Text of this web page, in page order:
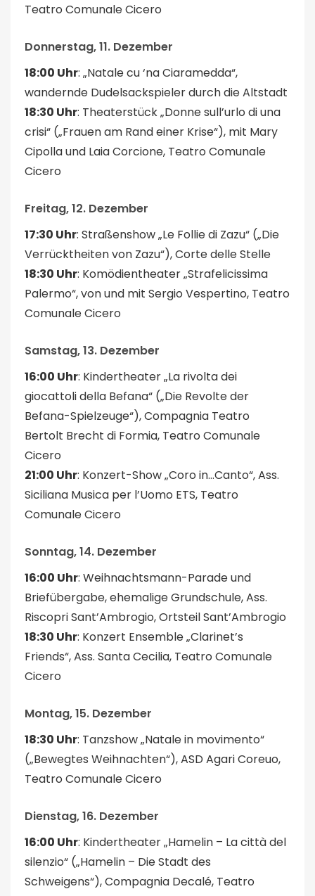
Teatro Comunale Cicero
Donnerstag, 11. Dezember
18:00 Uhr: „Natale cu ‘na Ciaramedda“,
wandernde Dudelsackspieler durch die Altstadt
18:30 Uhr: Theaterstück „Donne sull’urlo di una
crisi“ („Frauen am Rand einer Krise“), mit Mary
Cipolla und Laia Corcione, Teatro Comunale
Cicero
Freitag, 12. Dezember
17:30 Uhr: Straßenshow „Le Follie di Zazu“ („Die
Verrücktheiten von Zazu“), Corte delle Stelle
18:30 Uhr: Komödientheater „Strafelicissima
Palermo“, von und mit Sergio Vespertino, Teatro
Comunale Cicero
Samstag, 13. Dezember
16:00 Uhr: Kindertheater „La rivolta dei
giocattoli della Befana“ („Die Revolte der
Befana-Spielzeuge“), Compagnia Teatro
Bertolt Brecht di Formia, Teatro Comunale
Cicero
21:00 Uhr: Konzert-Show „Coro in…Canto“, Ass.
Siciliana Musica per l’Uomo ETS, Teatro
Comunale Cicero
Sonntag, 14. Dezember
16:00 Uhr: Weihnachtsmann-Parade und
Briefübergabe, ehemalige Grundschule, Ass.
Riscopri Sant’Ambrogio, Ortsteil Sant’Ambrogio
18:30 Uhr: Konzert Ensemble „Clarinet’s
Friends“, Ass. Santa Cecilia, Teatro Comunale
Cicero
Montag, 15. Dezember
18:30 Uhr: Tanzshow „Natale in movimento“
(„Bewegtes Weihnachten“), ASD Agari Coreuo,
Teatro Comunale Cicero
Dienstag, 16. Dezember
16:00 Uhr: Kindertheater „Hamelin – La città del
silenzio“ („Hamelin – Die Stadt des
Schweigens“), Compagnia Decalé, Teatro